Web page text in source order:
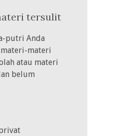
tersulit
putri Anda
materi
atau materi
belum